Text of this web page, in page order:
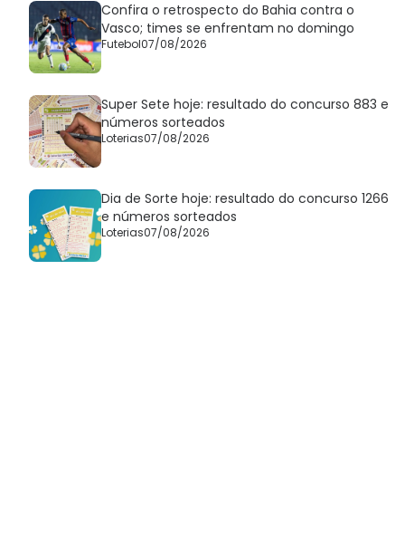
Confira o retrospecto do Bahia contra o
Vasco; times se enfrentam no domingo
Futebol07/08/2026
Super Sete hoje: resultado do concurso 883 e
números sorteados
Loterias07/08/2026
Dia de Sorte hoje: resultado do concurso 1266
e números sorteados
Loterias07/08/2026